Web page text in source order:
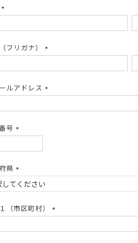
須)
フリガナ）
須)
ルアドレス
須)
号
須)
県
(必
須)
（市区町村）
須)